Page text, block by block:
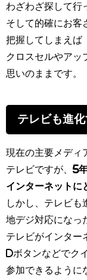
わざわざ探して行
そして的確にお客
把握してしまえば
クロスセルやアッ
思いのままです。
テレビも進
現在の主要メディ
テレビですが、 5
インターネットに
しかし、テレビも
地デジ対応になっ
テレビがインター
Dボタンなどでク
参加できるように